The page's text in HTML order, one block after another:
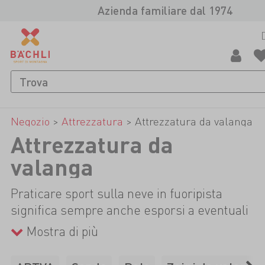
Azienda familiare dal 1974
Negozio > Attrezzatura > Attrezzatura da valanga
Attrezzatura da
valanga
Praticare sport sulla neve in fuoripista
significa sempre anche esporsi a eventuali
valanghe. Il primo passo per la prevenzione
avviene già quando si pianifica l’escursione.
Grazie alle guide specializzate e alle carte
Mostra di più